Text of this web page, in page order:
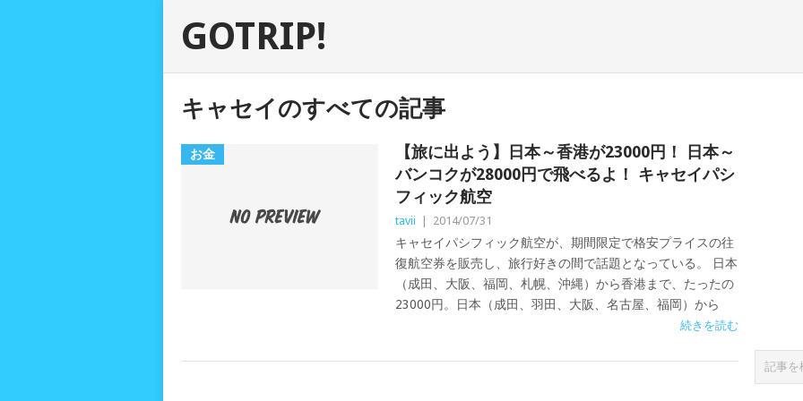
GOTRIP!
キャセイのすべての記事
お金
【旅に出よう】日本～香港が23000円！ 日本～
バンコクが28000円で飛べるよ！ キャセイパシ
フィック航空
tavii 2014/07/31
キャセイパシフィック航空が、期間限定で格安プライスの往
復航空券を販売し、旅行好きの間で話題となっている。 日本
（成田、大阪、福岡、札幌、沖縄）から香港まで、たったの
23000円。日本（成田、羽田、大阪、名古屋、福岡）から
続きを読む